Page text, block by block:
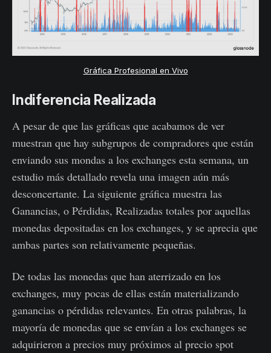
Gráfica Profesional en Vivo
Indiferencia Realizada
A pesar de que las gráficas que acabamos de ver
muestran que hay subgrupos de compradores que están
enviando sus mondas a los exchanges esta semana, un
estudio más detallado revela una imagen aún más
desconcertante. La siguiente gráfica muestra las
Ganancias, o Pérdidas, Realizadas totales por aquellas
monedas depositadas en los exchanges, y se aprecia que
ambas partes son relativamente pequeñas.
De todas las monedas que han aterrizado en los
exchanges, muy pocas de ellas están materializando
ganancias o pérdidas relevantes. En otras palabras, la
mayoría de monedas que se envían a los exchanges se
adquirieron a precios muy próximos al precio spot